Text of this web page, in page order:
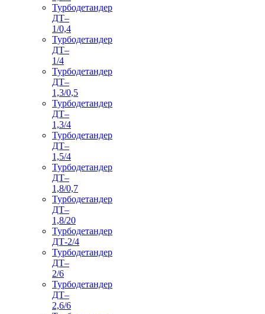
Турбодетандер
ДТ–
1/0,4
Турбодетандер
ДТ–
1/4
Турбодетандер
ДТ–
1,3/0,5
Турбодетандер
ДТ–
1,3/4
Турбодетандер
ДТ–
1,5/4
Турбодетандер
ДТ–
1,8/0,7
Турбодетандер
ДТ–
1,8/20
Турбодетандер
ДТ-2/4
Турбодетандер
ДТ–
2/6
Турбодетандер
ДТ–
2,6/6